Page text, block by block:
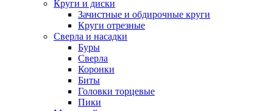
Круги и диски
Зачистные и обдирочные круги
Круги отрезные
Сверла и насадки
Буры
Сверла
Коронки
Биты
Головки торцевые
Пики